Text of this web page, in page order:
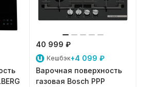
40 999 ₽
Кешбэк+4 099 ₽
Варочная поверхность
газовая Bosch PPP